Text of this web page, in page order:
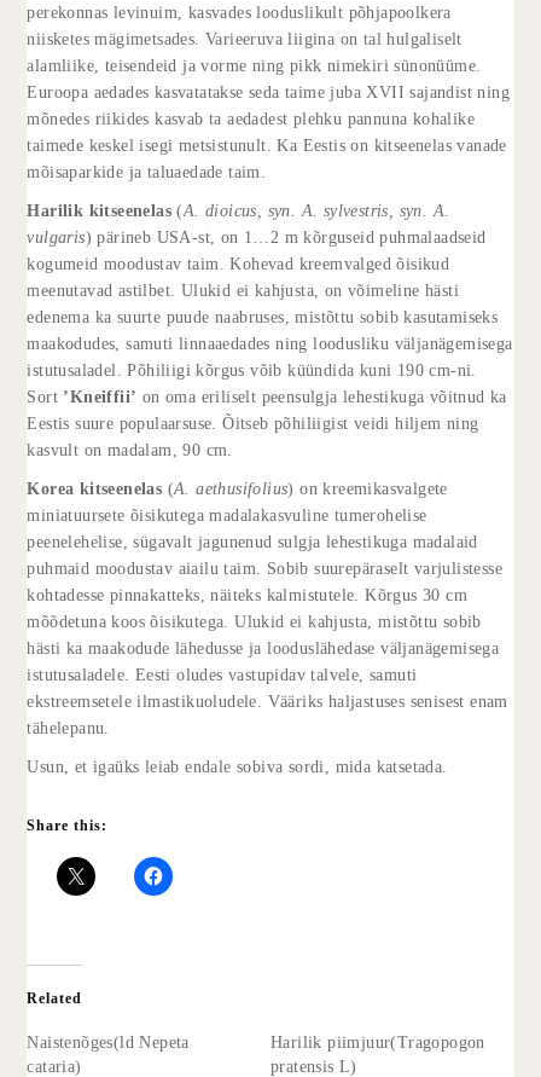
perekonnas levinuim, kasvades looduslikult põhjapoolkera
niisketes mägimetsades. Varieeruva liigina on tal hulgaliselt
alamliike, teisendeid ja vorme ning pikk nimekiri sünonüüme.
Euroopa aedades kasvatatakse seda taime juba XVII sajandist ning
mõnedes riikides kasvab ta aedadest plehku pannuna kohalike
taimede keskel isegi metsistunult. Ka Eestis on kitseenelas vanade
mõisaparkide ja taluaedade taim.
Harilik kitseenelas (A. dioicus, syn. A. sylvestris, syn. A.
vulgaris) pärineb USA-st, on 1…2 m kõrguseid puhmalaadseid
kogumeid moodustav taim. Kohevad kreemvalged õisikud
meenutavad astilbet. Ulukid ei kahjusta, on võimeline hästi
edenema ka suurte puude naabruses, mistõttu sobib kasutamiseks
maakodudes, samuti linnaaedades ning loodusliku väljanägemisega
istutusaladel. Põhiliigi kõrgus võib küündida kuni 190 cm-ni.
Sort ’Kneiffii’ on oma eriliselt peensulgja lehestikuga võitnud ka
Eestis suure populaarsuse. Õitseb põhiliigist veidi hiljem ning
kasvult on madalam, 90 cm.
Korea kitseenelas (A. aethusifolius) on kreemikasvalgete
miniatuursete õisikutega madalakasvuline tumerohelise
peenelehelise, sügavalt jagunenud sulgja lehestikuga madalaid
puhmaid moodustav aiailu taim. Sobib suurepäraselt varjulistesse
kohtadesse pinnakatteks, näiteks kalmistutele. Kõrgus 30 cm
mõõdetuna koos õisikutega. Ulukid ei kahjusta, mistõttu sobib
hästi ka maakodude lähedusse ja looduslähedase väljanägemisega
istutusaladele. Eesti oludes vastupidav talvele, samuti
ekstreemsetele ilmastikuoludele. Vääriks haljastuses senisest enam
tähelepanu.
Usun, et igaüks leiab endale sobiva sordi, mida katsetada.
Share this:
Related
Naistenõges(ld Nepeta
cataria)
Harilik piimjuur(Tragopogon
pratensis L)